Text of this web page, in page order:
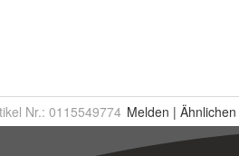
Nr.: 0115549774 Melden | Ähnlichen